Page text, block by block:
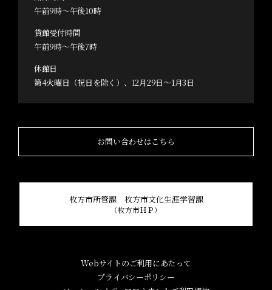
午前9時～午後10時
貸館受付時間
午前9時～午後7時
休館日
第4火曜日（祝日を除く）、12月29日～1月3日
お問い合わせはこちら
枚方市所管課 枚方市文化生涯学習課
（枚方市ＨＰ）
Webサイトのご利用にあたって
プライバシーポリシー